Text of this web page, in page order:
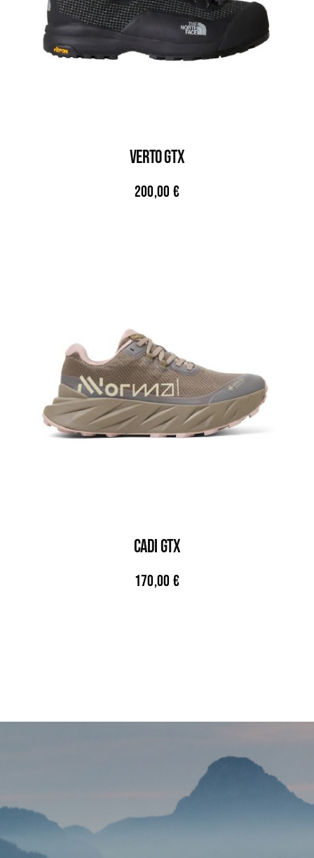
VERTO GTX
200,00 €
CADI GTX
170,00 €